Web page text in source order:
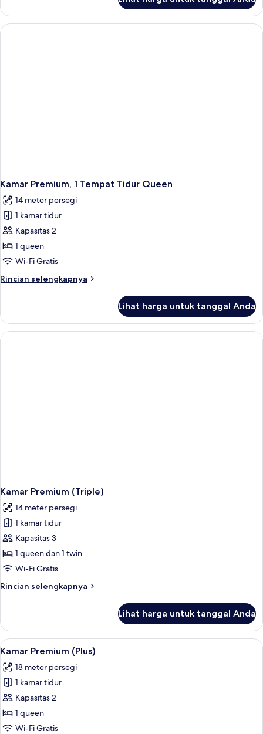
Kamar
(Bunk
Bed)
Kamar Premium, 1 Tempat Tidur Queen
14 meter persegi
1 kamar tidur
Kapasitas 2
1 queen
Wi-Fi Gratis
Rincian selengkapnya
Rincian
Kamar
Premium,
1
Lihat harga untuk tanggal Anda
Kamar Premium (Triple)
14 meter persegi
1 kamar tidur
Kapasitas 3
1 queen dan 1 twin
Wi-Fi Gratis
Rincian selengkapnya
Rincian
Kamar
Premium
(Triple)
Lihat harga untuk tanggal Anda
Lihat
semua
foto
untuk
Kamar
Premium
(Plus)
Kamar Premium (Plus) | Busa
1
Kamar Premium (Plus)
18 meter persegi
1 kamar tidur
Kapasitas 2
1 queen
Wi-Fi Gratis